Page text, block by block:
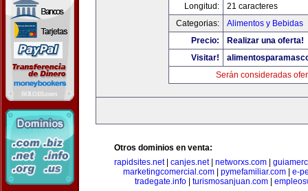
Longitud:
21 caracteres
Categorias:
Alimentos y Bebidas
Precio:
Realizar una oferta!
Visitar!
Serán consideradas
Otros dominios en venta:
rapidsites.net| canjes.net| networxs.com
marketingcomercial.com| pymefamiliar.com| e-
tradegate.info| turismosanjuan.com|